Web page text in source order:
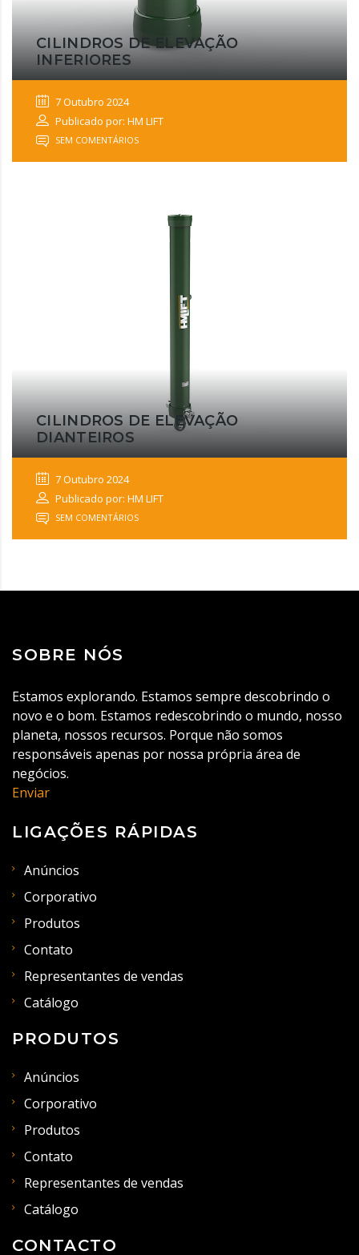
CILINDROS DE ELEVAÇÃO
INFERIORES
7 Outubro 2024
Publicado por: HM LIFT
SEM COMENTÁRIOS
CILINDROS DE ELEVAÇÃO
DIANTEIROS
7 Outubro 2024
Publicado por: HM LIFT
SEM COMENTÁRIOS
SOBRE NÓS
Estamos explorando. Estamos sempre descobrindo o
novo e o bom. Estamos redescobrindo o mundo, nosso
planeta, nossos recursos. Porque não somos
responsáveis apenas por nossa própria área de
negócios.
Enviar
LIGAÇÕES RÁPIDAS
Anúncios
Corporativo
Produtos
Contato
Representantes de vendas
Catálogo
PRODUTOS
Anúncios
Corporativo
Produtos
Contato
Representantes de vendas
Catálogo
CONTACTO